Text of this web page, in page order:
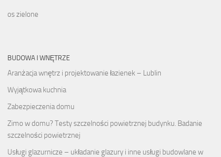
os zielone
BUDOWA I WNĘTRZE
Aranżacja wnętrz i projektowanie łazienek – Lublin
Wyjątkowa kuchnia
Zabezpieczenia domu
Zimo w domu? Testy szczelności powietrznej budynku. Badanie
szczelności powietrznej
Usługi glazurnicze – układanie glazury i inne usługi budowlane w